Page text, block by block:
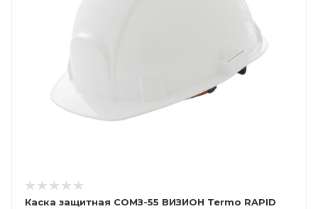
Каска защитная СОМЗ-55 ВИЗИОН Termo RAPID